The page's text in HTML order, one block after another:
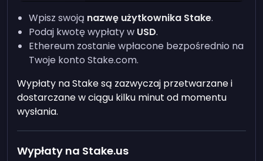
Wpisz swoją nazwę użytkownika Stake.
Podaj kwotę wypłaty w USD.
Ethereum zostanie wpłacone bezpośrednio na
Twoje konto Stake.com.
Wypłaty na Stake są zazwyczaj przetwarzane i
dostarczane w ciągu kilku minut od momentu
wysłania.
Wypłaty na Stake.us